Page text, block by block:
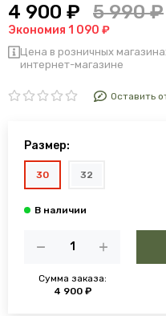
4 900 ₽ 5 990 ₽
Экономия 1 090 ₽
Цена в розничных
интернет-магазине
Оставить
Размер:
30 32
Сумма заказа:
4 900 ₽